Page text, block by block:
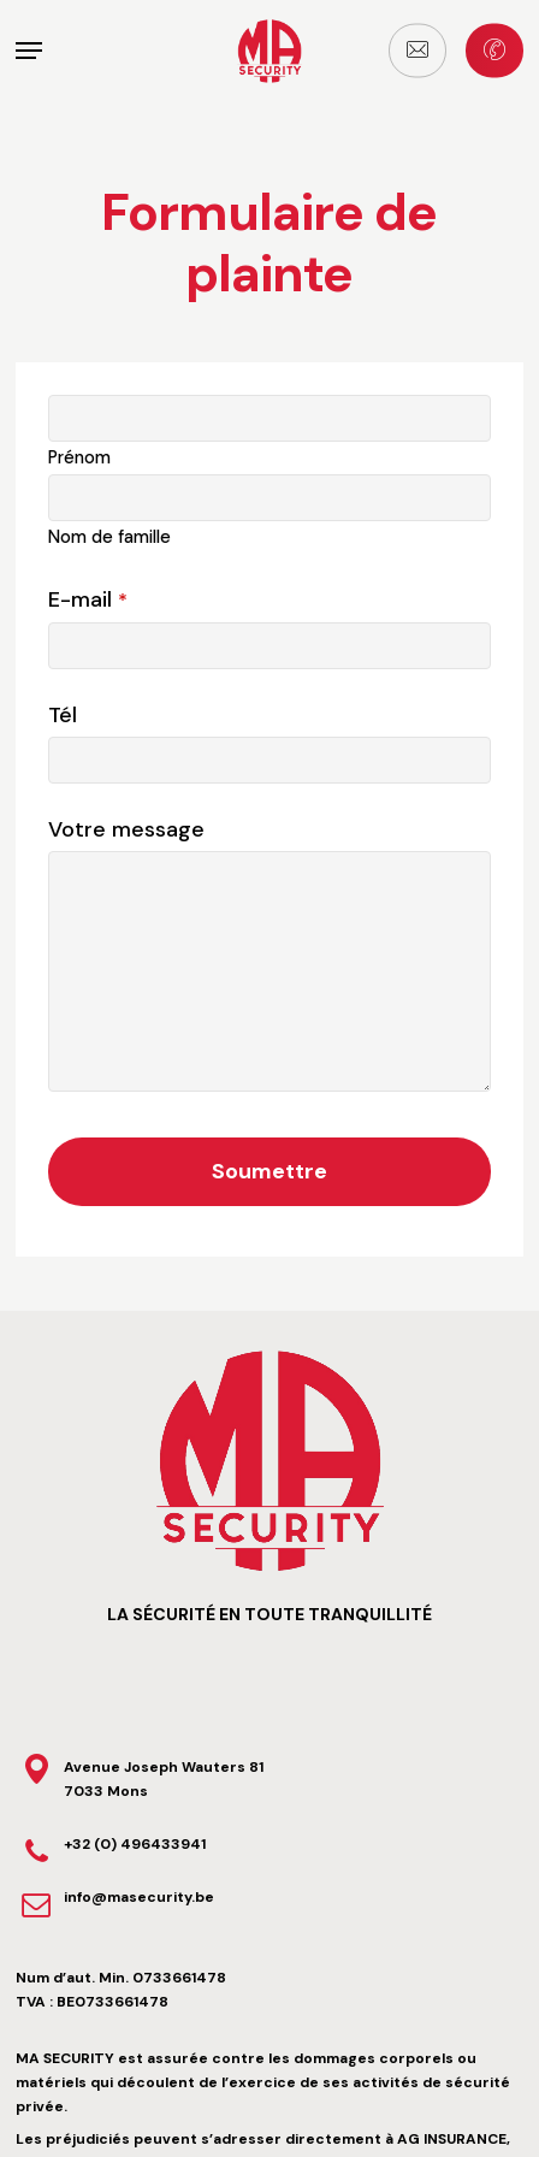
to
Menu
Formulaire de
plainte
URL *
Prénom
Nom de famille
E-mail *
Tél
Votre message
Soumettre
LA SÉCURITÉ EN TOUTE TRANQUILLITÉ
Avenue Joseph Wauters 81
7033 Mons
+32 (0) 496433941
info@masecurity.be
Num d’aut. Min. 0733661478
TVA : BE0733661478
MA SECURITY est assurée contre les dommages corporels ou
matériels qui découlent de l’exercice de ses activités de sécurité
privée.
Les préjudiciés peuvent s’adresser directement à AG INSURANCE,